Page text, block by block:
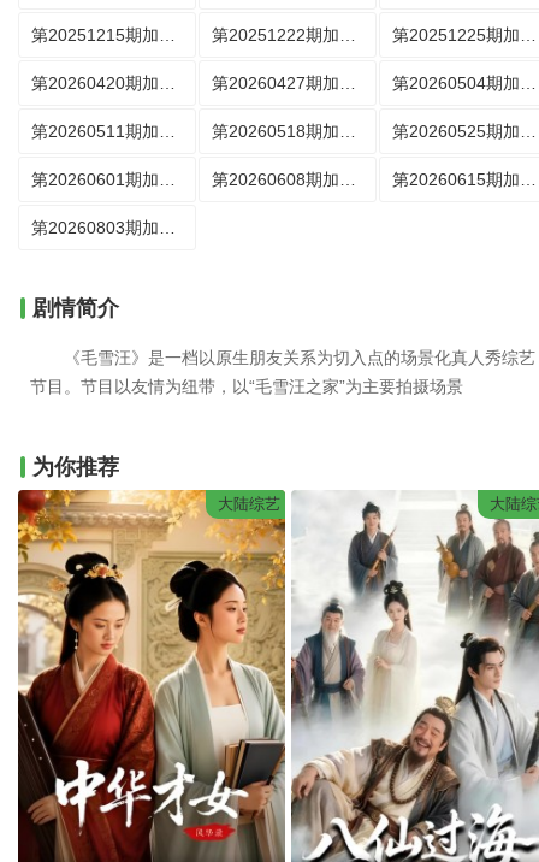
剧情简介
《毛雪汪》是一档以原生朋友关系为切入点的场景化真人秀综艺
节目。节目以友情为纽带，以“毛雪汪之家”为主要拍摄场景
为你推荐
大陆综艺 大陆